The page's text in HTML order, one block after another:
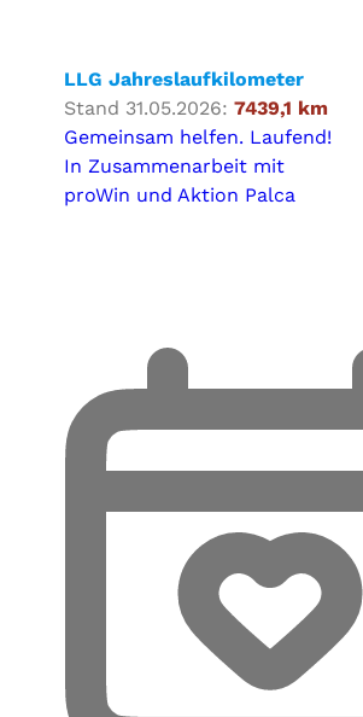
LLG Jahreslaufkilometer
Stand 31.05.2026: 7439,1 km
Gemeinsam helfen. Laufend!
In Zusammenarbeit mit
proWin und Aktion Palca